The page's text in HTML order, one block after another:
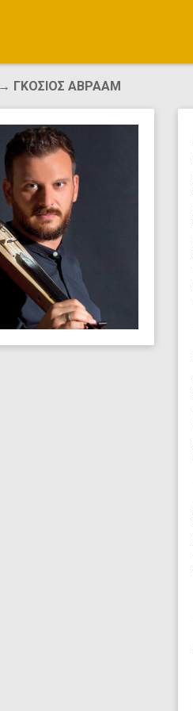
→ ΓΚΟΣΙΟΣ ΑΒΡΑΑΜ